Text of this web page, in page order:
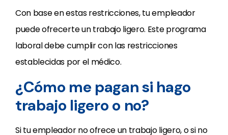
Con base en estas restricciones, tu empleador
puede ofrecerte un trabajo ligero. Este programa
laboral debe cumplir con las restricciones
establecidas por el médico.
¿Cómo me pagan si hago
trabajo ligero o no?
Si tu empleador no ofrece un trabajo ligero, o si no